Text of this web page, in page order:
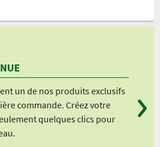
un de nos produits exclusifs
commande. Créez votre
quelques clics pour